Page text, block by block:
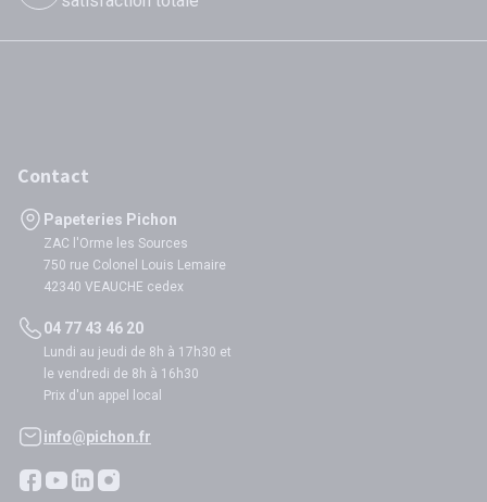
Contact
Papeteries Pichon
ZAC l'Orme les Sources
750 rue Colonel Louis Lemaire
42340 VEAUCHE cedex
04 77 43 46 20
Lundi au jeudi de 8h à 17h30 et
le vendredi de 8h à 16h30
Prix d'un appel local
info@pichon.fr